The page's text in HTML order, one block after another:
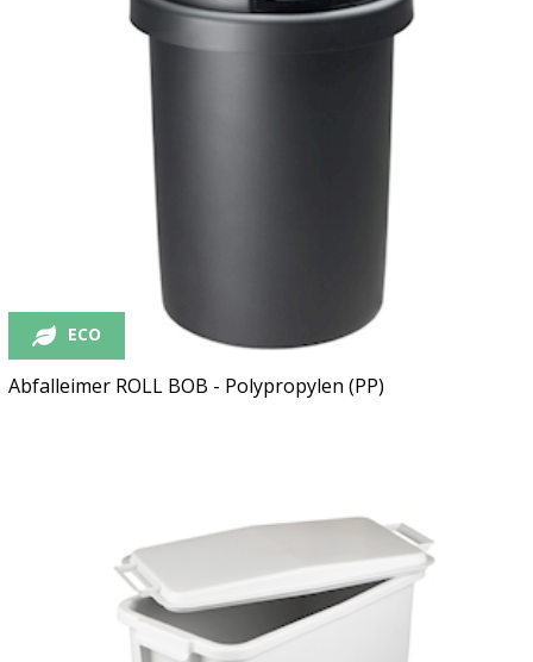
ECO
Abfalleimer ROLL BOB - Polypropylen (PP)